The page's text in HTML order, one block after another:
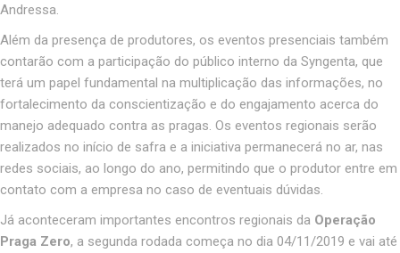
Andressa.
Além da presença de produtores, os eventos presenciais também
contarão com a participação do público interno da Syngenta, que
terá um papel fundamental na multiplicação das informações, no
fortalecimento da conscientização e do engajamento acerca do
manejo adequado contra as pragas. Os eventos regionais serão
realizados no início de safra e a iniciativa permanecerá no ar, nas
redes sociais, ao longo do ano, permitindo que o produtor entre em
contato com a empresa no caso de eventuais dúvidas.
Já aconteceram importantes encontros regionais da Operação
Praga Zero, a segunda rodada começa no dia 04/11/2019 e vai até